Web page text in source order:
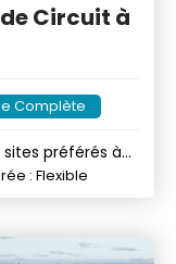
Circuit à
Complète
préférés à
: Flexible